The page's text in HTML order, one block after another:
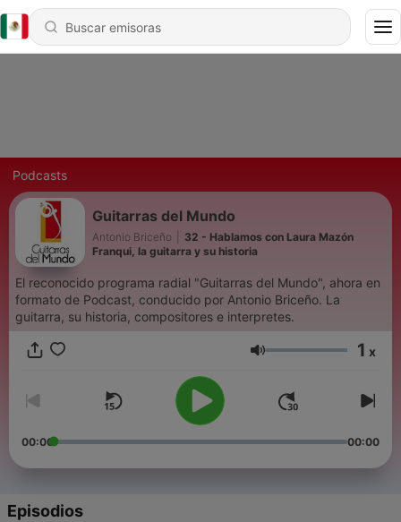
Podcasts
Guitarras del Mundo
Antonio Briceño
32 - Hablamos con Laura Mazón
Franqui, la guitarra y su historia
El reconocido programa radial "Guitarras del Mundo", ahora en
formato de Podcast, conducido por Antonio Briceño. La
guitarra, su historia, compositores e interpretes.
Volumen 1 x
00:00 00:00
Episodios